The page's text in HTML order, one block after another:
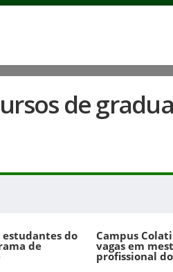
de
do
de
Campus
vagas em
profissional